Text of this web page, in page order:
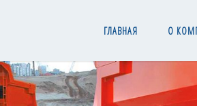
ГЛАВНАЯ О